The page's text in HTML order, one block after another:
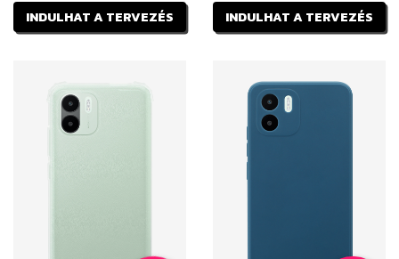
INDULHAT A TERVEZÉS
INDULHAT A TERVEZÉS